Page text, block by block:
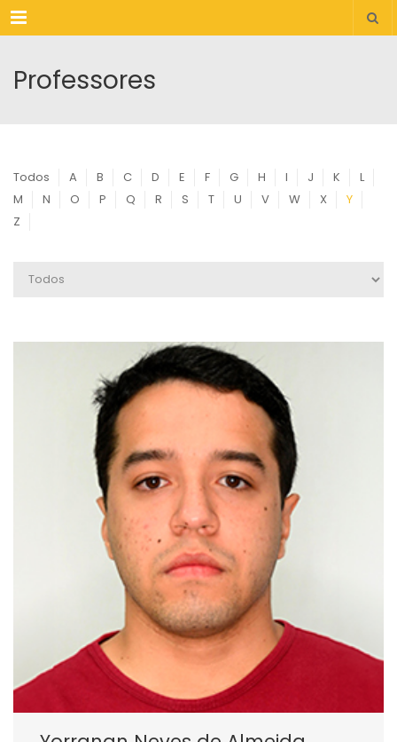
Menu
Professores
Todos A B C D E F G H I J K
L
M
N O P Q R S T U V W X
Y
Z